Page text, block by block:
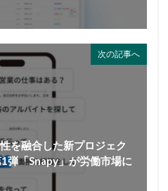
次の記事へ
を融合した新プロジェク
弾「Snapy」が労働市場に